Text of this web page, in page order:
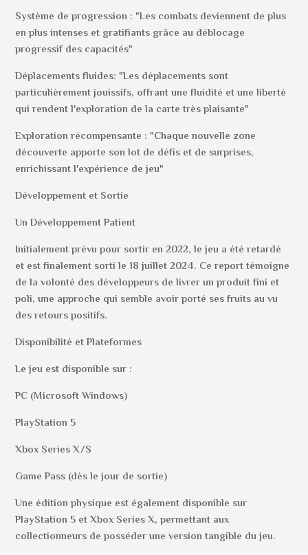
Système de progression : "Les combats deviennent de plus
en plus intenses et gratifiants grâce au déblocage
progressif des capacités"
Déplacements fluides: "Les déplacements sont
particulièrement jouissifs, offrant une fluidité et une liberté
qui rendent l'exploration de la carte très plaisante"
Exploration récompensante : "Chaque nouvelle zone
découverte apporte son lot de défis et de surprises,
enrichissant l'expérience de jeu"
Développement et Sortie
Un Développement Patient
Initialement prévu pour sortir en 2022, le jeu a été retardé
et est finalement sorti le 18 juillet 2024. Ce report témoigne
de la volonté des développeurs de livrer un produit fini et
poli, une approche qui semble avoir porté ses fruits au vu
des retours positifs.
Disponibilité et Plateformes
Le jeu est disponible sur :
PC (Microsoft Windows)
PlayStation 5
Xbox Series X/S
Game Pass (dès le jour de sortie)
Une édition physique est également disponible sur
PlayStation 5 et Xbox Series X, permettant aux
collectionneurs de posséder une version tangible du jeu.